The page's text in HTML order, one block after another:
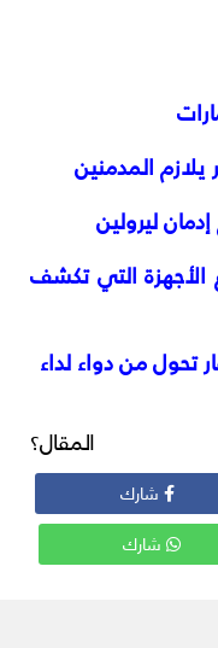
يلازم المدمنين
ليرولين
التي تكشف
تحول من دواء لداء
شارك
شارك